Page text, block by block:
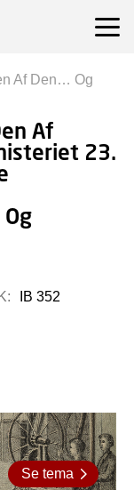
Af Den… Og
Af
23.
IB 352
Se tema